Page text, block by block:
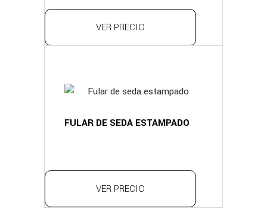
VER PRECIO
FULAR DE SEDA ESTAMPADO
VER PRECIO